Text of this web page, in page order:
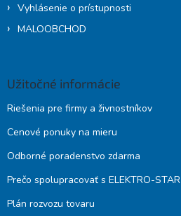
Vyhlásenie o prístupnosti
MALOOBCHOD
Užitočné informácie
Riešenia pre firmy a živnostníkov
Cenové ponuky na mieru
Odborné poradenstvo zdarma
Prečo spolupracovať s ELEKTRO-STAR
Plán rozvozu tovaru